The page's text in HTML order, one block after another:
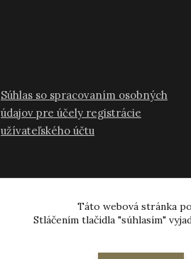
Súhlas so spracovaním osobných
údajov pre účely registrácie
užívateľského účtu
Táto webová stránka
Stláčením tlačidla "súhlasím"